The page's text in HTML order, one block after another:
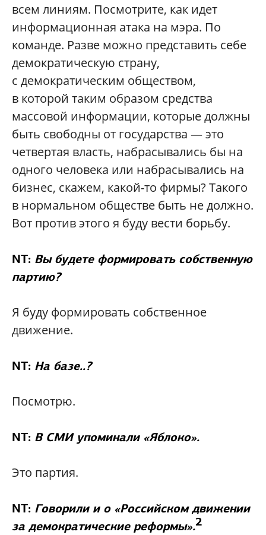
всем линиям. Посмотрите, как идет
информационная атака на мэра. По
коман­де. Разве можно представить себе
демократическую страну,
с демократическим обществом,
в которой таким образом средства
массовой информации, которые должны
быть свободны от государства — это
четвертая власть, набрасывались бы на
одного человека или набрасывались на
бизнес, скажем, какой-то фирмы? Такого
в нормальном обществе быть не должно.
Вот против этого я буду вести борьбу.
NT: Вы будете формировать собственную
партию?
Я буду формировать собственное
движение.
NT: На базе..?
Посмотрю.
NT: В СМИ упоминали «Яблоко».
Это партия.
NT: Говорили и о «Российском движении
за демократические реформы».2